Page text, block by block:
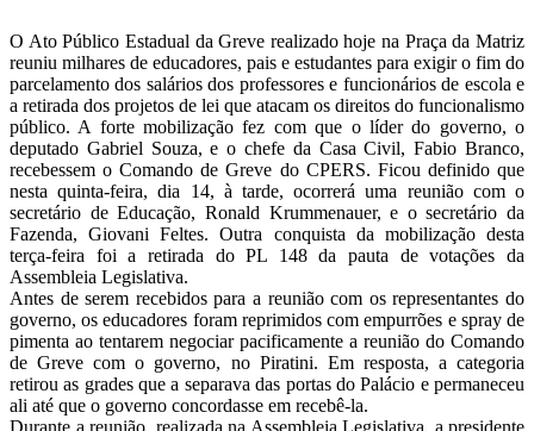
O Ato Público Estadual da Greve realizado hoje na Praça da Matriz
reuniu milhares de educadores, pais e estudantes para exigir o fim do
parcelamento dos salários dos professores e funcionários de escola e
a retirada dos projetos de lei que atacam os direitos do funcionalismo
público. A forte mobilização fez com que o líder do governo, o
deputado Gabriel Souza, e o chefe da Casa Civil, Fabio Branco,
recebessem o Comando de Greve do CPERS. Ficou definido que
nesta quinta-feira, dia 14, à tarde, ocorrerá uma reunião com o
secretário de Educação, Ronald Krummenauer, e o secretário da
Fazenda, Giovani Feltes. Outra conquista da mobilização desta
terça-feira foi a retirada do PL 148 da pauta de votações da
Assembleia Legislativa.
Antes de serem recebidos para a reunião com os representantes do
governo, os educadores foram reprimidos com empurrões e spray de
pimenta ao tentarem negociar pacificamente a reunião do Comando
de Greve com o governo, no Piratini. Em resposta, a categoria
retirou as grades que a separava das portas do Palácio e permaneceu
ali até que o governo concordasse em recebê-la.
Durante a reunião, realizada na Assembleia Legislativa, a presidente